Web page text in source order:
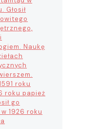
Głosił
Naukę
roku
roku papież
go
1926 roku